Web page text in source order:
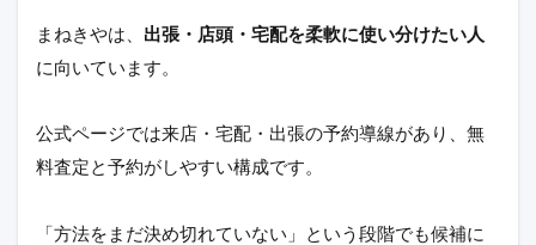
まねきやは、 出張・店頭・宅配を柔軟に使い分けたい人
に向いています。
公式ページでは来店・宅配・出張の予約導線があり、無
料査定と予約がしやすい構成です。
「方法をまだ決め切れていない」という段階でも候補に